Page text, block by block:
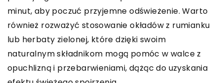
minut, aby poczuć przyjemne odświeżenie. Warto
również rozważyć stosowanie okładów z rumianku
lub herbaty zielonej, które dzięki swoim
naturalnym składnikom mogą pomóc w walce z
opuchlizną i przebarwieniami, dążąc do uzyskania